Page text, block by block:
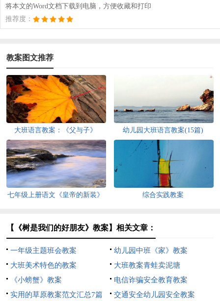
将本文的Word文档下载到电脑，方便收藏和打印
推荐度：
教案图文推荐
大班语言教案：《父与子》 幼儿园大班语言教案(15篇)
七年级上册语文《皇帝的新装》
综合实践教案
【《树是我们的好朋友》教案】相关文章：
一年级主题班会教案
幼儿园中班《家》教案
大班美术特色的教案
大班教案青蛙卖泥塘
《小螃蟹》教案
电信诈骗安全教育教案
实用的草原教案范文汇总7篇
交通安全幼儿园安全教案